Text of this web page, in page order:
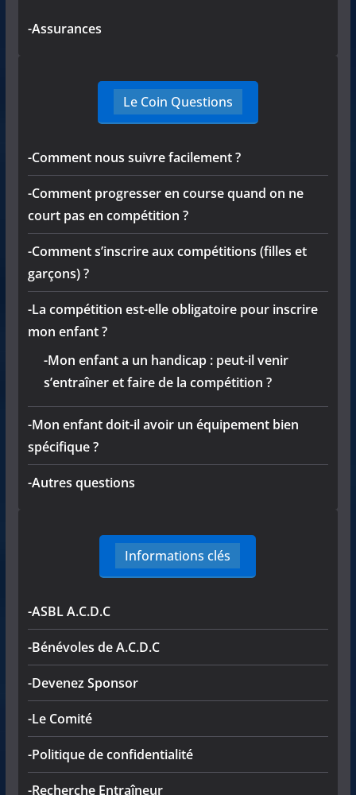
-Assurances
Le Coin Questions
-Comment nous suivre facilement ?
-Comment progresser en course quand on ne
court pas en compétition ?
-Comment s’inscrire aux compétitions (filles et
garçons) ?
-La compétition est-elle obligatoire pour inscrire
mon enfant ?
-Mon enfant a un handicap : peut-il venir
s’entraîner et faire de la compétition ?
-Mon enfant doit-il avoir un équipement bien
spécifique ?
-Autres questions
Informations clés
-ASBL A.C.D.C
-Bénévoles de A.C.D.C
-Devenez Sponsor
-Le Comité
-Politique de confidentialité
-Recherche Entraîneur